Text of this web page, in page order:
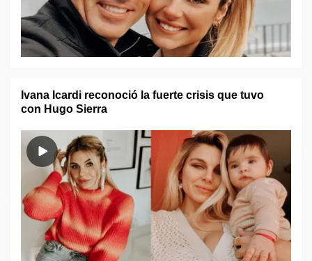
Ivana Icardi reconoció la fuerte crisis que tuvo
con Hugo Sierra